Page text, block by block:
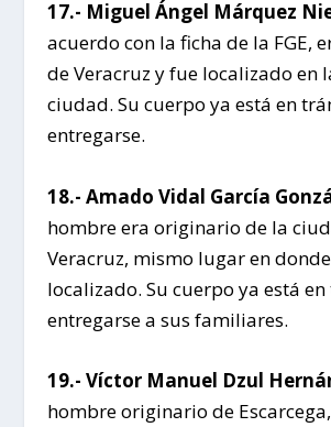
17.- Miguel Ángel Márquez
acuerdo con la ficha de la FGE,
de Veracruz y fue localizado en
ciudad. Su cuerpo ya está en
entregarse.
18.- Amado Vidal García
hombre era originario de la
Veracruz, mismo lugar en
localizado. Su cuerpo ya está
entregarse a sus familiares.
19.- Víctor Manuel Dzul
hombre originario de